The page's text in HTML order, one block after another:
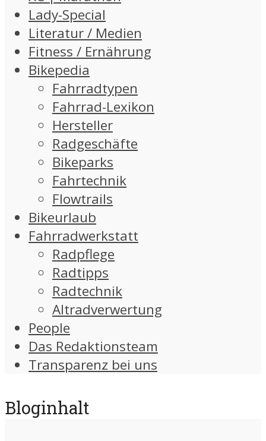
Lady-Special
Literatur / Medien
Fitness / Ernährung
Bikepedia
Fahrradtypen
Fahrrad-Lexikon
Hersteller
Radgeschäfte
Bikeparks
Fahrtechnik
Flowtrails
Bikeurlaub
Fahrradwerkstatt
Radpflege
Radtipps
Radtechnik
Altradverwertung
People
Das Redaktionsteam
Transparenz bei uns
Bloginhalt